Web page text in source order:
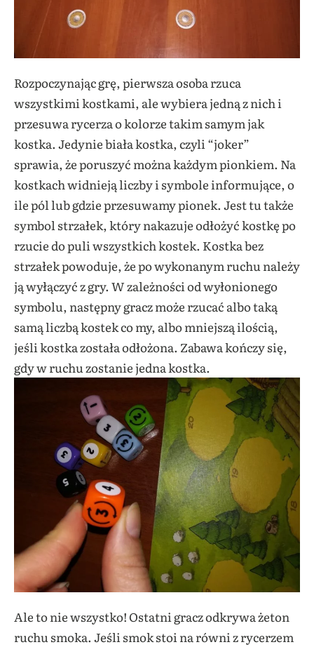
Rozpoczynając grę, pierwsza osoba rzuca
wszystkimi kostkami, ale wybiera jedną z nich i
przesuwa rycerza o kolorze takim samym jak
kostka. Jedynie biała kostka, czyli “joker”
sprawia, że poruszyć można każdym pionkiem. Na
kostkach widnieją liczby i symbole informujące, o
ile pól lub gdzie przesuwamy pionek. Jest tu także
symbol strzałek, który nakazuje odłożyć kostkę po
rzucie do puli wszystkich kostek. Kostka bez
strzałek powoduje, że po wykonanym ruchu należy
ją wyłączyć z gry. W zależności od wyłonionego
symbolu, następny gracz może rzucać albo taką
samą liczbą kostek co my, albo mniejszą ilością,
jeśli kostka została odłożona. Zabawa kończy się,
gdy w ruchu zostanie jedna kostka.
Ale to nie wszystko! Ostatni gracz odkrywa żeton
ruchu smoka. Jeśli smok stoi na równi z rycerzem